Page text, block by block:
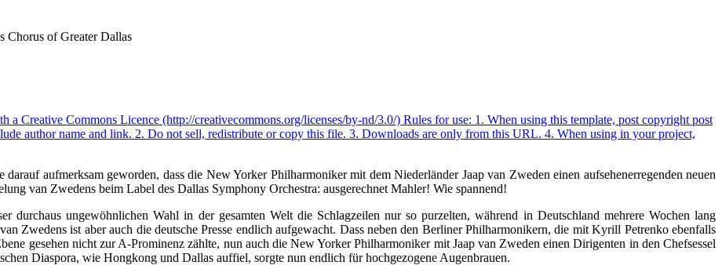
Chorus of Greater Dallas
aufmerksam geworden, dass die New Yorker Philharmoniker mit dem Niederländer Jaap van Zweden einen aufsehenerregenden neuen
van Zwedens beim Label des Dallas Symphony Orchestra: ausgerechnet Mahler! Wie spannend!
durchaus ungewöhnlichen Wahl in der gesamten Welt die Schlagzeilen nur so purzelten, während in Deutschland mehrere Wochen lang
Zwedens ist aber auch die deutsche Presse endlich aufgewacht. Dass neben den Berliner Philharmonikern, die mit Kyrill Petrenko ebenfalls
gesehen nicht zur A-Prominenz zählte, nun auch die New Yorker Philharmoniker mit Jaap van Zweden einen Dirigenten in den Chefsessel
Diaspora, wie Hongkong und Dallas auffiel, sorgte nun endlich für hochgezogene Augenbrauen.